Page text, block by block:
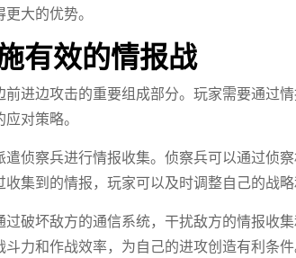
大的优势。
有效的情报战
前进边攻击的重要组成部分。玩家需要通过
对策略。
遣侦察兵进行情报收集。侦察兵可以通过侦
收集到的情报，玩家可以及时调整自己的战
过破坏敌方的通信系统，干扰敌方的情报收
斗力和作战效率，为自己的进攻创造有利条